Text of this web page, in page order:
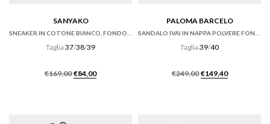
SANYAKO
Taglia 37/38/39
€169,00 Il
€84,00Il
PALOMA BARCELO
Taglia 39/40
€249,00 Il
€149,40Il